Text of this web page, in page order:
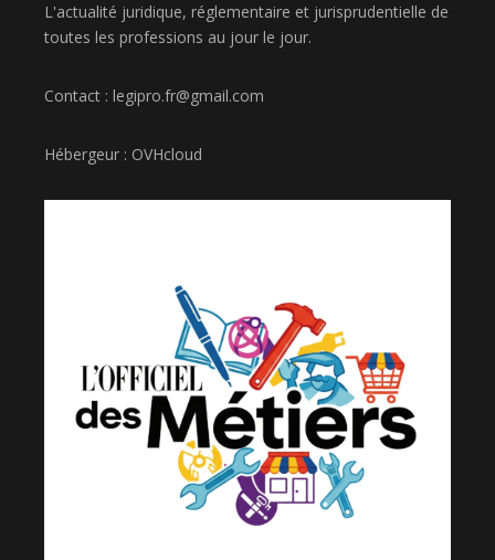
L'actualité juridique, réglementaire et jurisprudentielle de
toutes les professions au jour le jour.
Contact : legipro.fr@gmail.com
Hébergeur : OVHcloud